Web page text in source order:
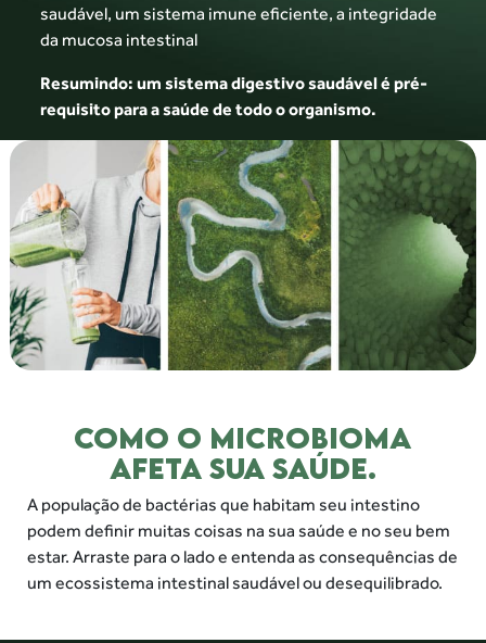
saudável, um sistema imune eficiente, a integridade
da mucosa intestinal
Resumindo: um sistema digestivo saudável é pré-
requisito para a saúde de todo o organismo.
COMO O MICROBIOMA
AFETA SUA SAÚDE.
A população de bactérias que habitam seu intestino
podem definir muitas coisas na sua saúde e no seu bem
estar. Arraste para o lado e entenda as consequências de
um ecossistema intestinal saudável ou desequilibrado.